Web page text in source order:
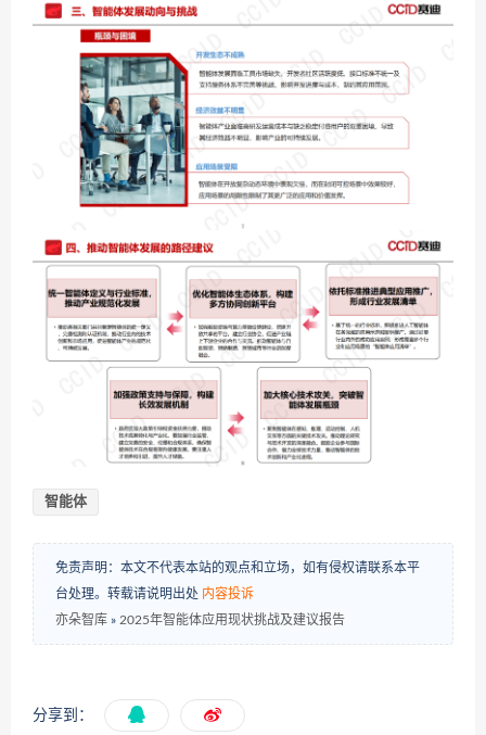
智能体
免责声明：本文不代表本站的观点和立场，如有侵权请联系本平
台处理。转载请说明出处 内容投诉
亦朵智库 » 2025年智能体应用现状挑战及建议报告
分享到：